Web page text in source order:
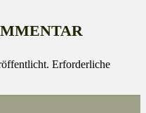
Erforderliche